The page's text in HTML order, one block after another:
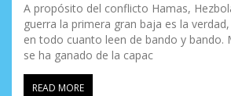
A propósito del conflicto Hamas,
guerra la primera gran baja es la
en todo cuanto leen de bando y bando.
se ha ganado de la capac
READ MORE